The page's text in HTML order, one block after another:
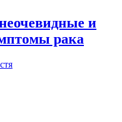
и
рака